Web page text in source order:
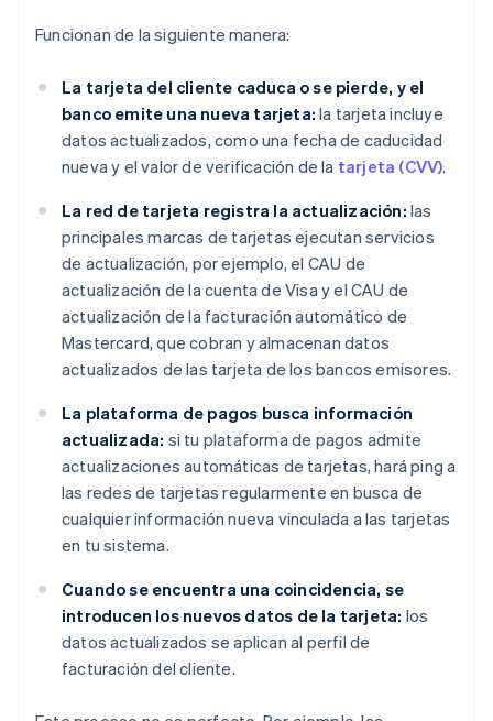
Funcionan de la siguiente manera:
La tarjeta del cliente caduca o se pierde, y el
banco emite una nueva tarjeta: la tarjeta incluye
datos actualizados, como una fecha de caducidad
nueva y el valor de verificación de la tarjeta (CVV).
La red de tarjeta registra la actualización: las
principales marcas de tarjetas ejecutan servicios
de actualización, por ejemplo, el CAU de
actualización de la cuenta de Visa y el CAU de
actualización de la facturación automático de
Mastercard, que cobran y almacenan datos
actualizados de las tarjeta de los bancos emisores.
La plataforma de pagos busca información
actualizada: si tu plataforma de pagos admite
actualizaciones automáticas de tarjetas, hará ping a
las redes de tarjetas regularmente en busca de
cualquier información nueva vinculada a las tarjetas
en tu sistema.
Cuando se encuentra una coincidencia, se
introducen los nuevos datos de la tarjeta: los
datos actualizados se aplican al perfil de
facturación del cliente.